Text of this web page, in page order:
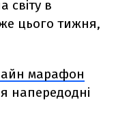
світу в
цього тижня,
марафон
напередодні